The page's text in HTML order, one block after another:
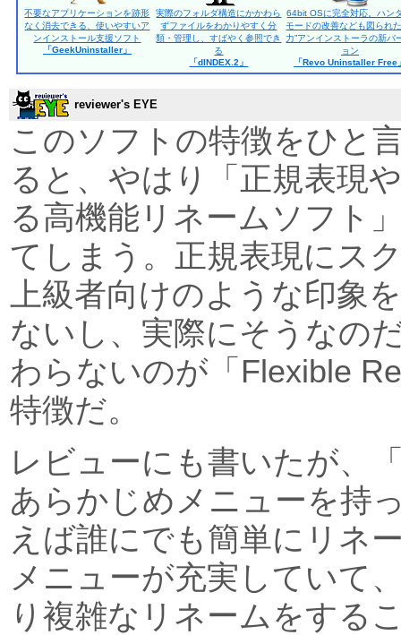
不要なアプリケーションを跡形
なく消去できる、使いやすいア
ンインストール支援ソフト
「GeekUninstaller」
実際のフォルダ構造にかかわら
ずファイルをわかりやすく分
類・管理し、すばやく参照でき
る
「dINDEX.2」
64bit OSに完全対応。ハン
モードの改善なども図られ
力”アンインストーラの新バ
ョン
「Revo Uninstaller Free
reviewer's EYE
このソフトの特徴をひと
ると、やはり「正規表現
る高機能リネームソフト
てしまう。正規表現にス
上級者向けのような印象
ないし、実際にそうなの
わらないのが「Flexible
特徴だ。
レビューにも書いたが、
あらかじめメニューを持
えば誰にでも簡単にリネ
メニューが充実していて
り複雑なリネームをする